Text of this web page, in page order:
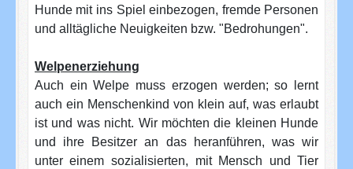
Hunde mit ins Spiel einbezogen, fremde Personen
und alltägliche Neuigkeiten bzw. "Bedrohungen".
Welpenerziehung
Auch ein Welpe muss erzogen werden; so lernt
auch ein Menschenkind von klein auf, was erlaubt
ist und was nicht. Wir möchten die kleinen Hunde
und ihre Besitzer an das heranführen, was wir
unter einem sozialisierten, mit Mensch und Tier